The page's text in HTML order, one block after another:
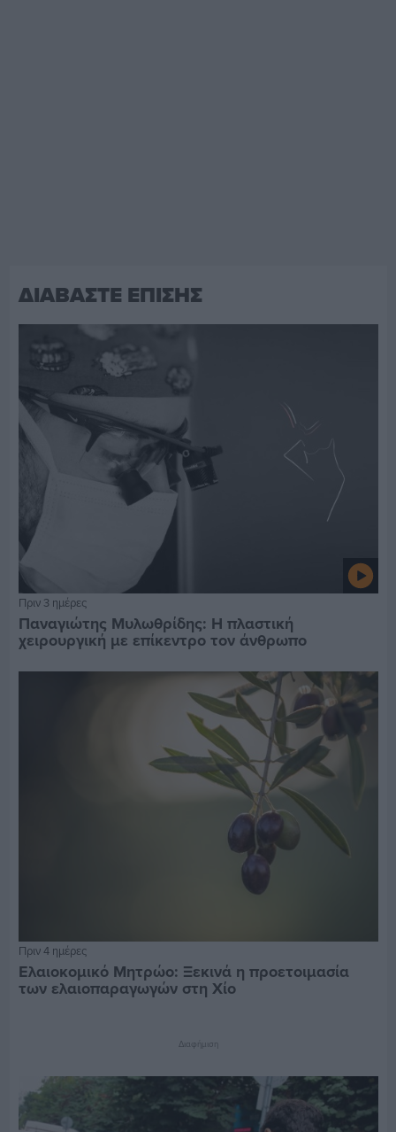
ΔΙΑΒΑΣΤΕ ΕΠΙΣΗΣ
Πριν 3 ημέρες
Παναγιώτης Μυλωθρίδης: Η πλαστική
χειρουργική με επίκεντρο τον άνθρωπο
Πριν 4 ημέρες
Ελαιοκομικό Μητρώο: Ξεκινά η προετοιμασία
των ελαιοπαραγωγών στη Χίο
Διαφήμιση